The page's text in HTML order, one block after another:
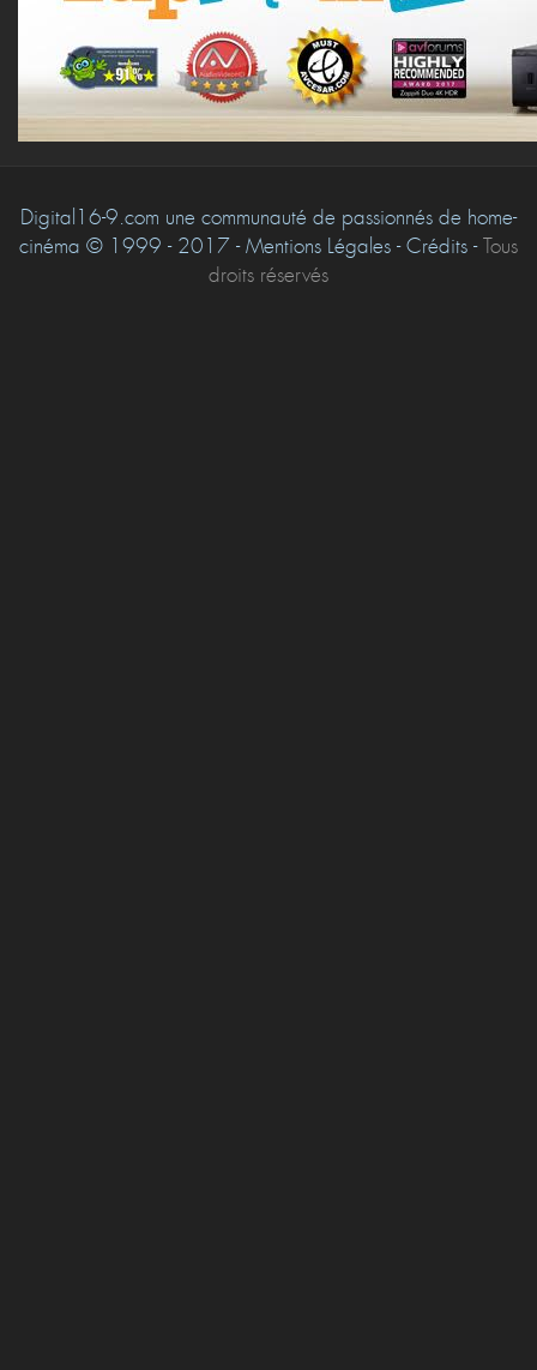
Digital16-9.com une communauté de passionnés de home-
cinéma © 1999 - 2017 - Mentions Légales - Crédits -Tous
droits réservés